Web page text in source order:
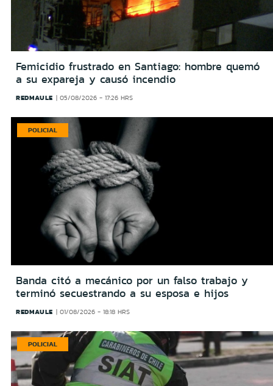
Femicidio frustrado en Santiago: hombre quemó
a su expareja y causó incendio
REDMAULE 05/08/2026 - 17:26 HRS
POLICIAL
Banda citó a mecánico por un falso trabajo y
terminó secuestrando a su esposa e hijos
REDMAULE 01/08/2026 - 18:18 HRS
POLICIAL